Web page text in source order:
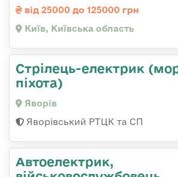
від 25000 до 125000 грн
Київ, Київська область
Стрілець-електрик
піхота)
Яворів
Яворівський РТЦК та СП
Автоелектрик,